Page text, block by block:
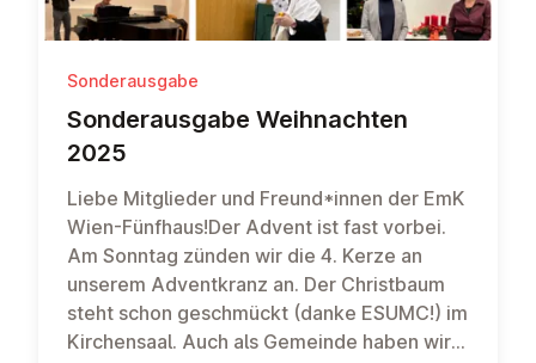
Sonderausgabe
Son­der­aus­ga­be Weih­nach­ten
2025
Liebe Mitglieder und Freund*innen der EmK
Wien-Fünfhaus!Der Advent ist fast vorbei.
Am Sonntag zünden wir die 4. Kerze an
unserem Adventkranz an. Der Christbaum
steht schon geschmückt (danke ESUMC!) im
Kirchensaal. Auch als Gemeinde haben wir